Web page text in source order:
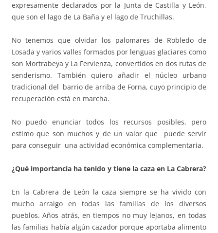
expresamente declarados por la Junta de Castilla y León,
que son el lago de La Baña y el lago de Truchillas.
No tenemos que olvidar los palomares de Robledo de
Losada y varios valles formados por lenguas glaciares como
son Mortrabeya y La Fervienza, convertidos en dos rutas de
senderismo. También quiero añadir el núcleo urbano
tradicional del barrio de arriba de Forna, cuyo principio de
recuperación está en marcha.
No puedo enunciar todos los recursos posibles, pero
estimo que son muchos y de un valor que puede servir
para conseguir una actividad económica complementaria.
¿Qué importancia ha tenido y tiene la caza en La Cabrera?
En la Cabrera de León la caza siempre se ha vivido con
mucho arraigo en todas las familias de los diversos
pueblos. Años atrás, en tiempos no muy lejanos, en todas
las familias había algún cazador porque aportaba alimento